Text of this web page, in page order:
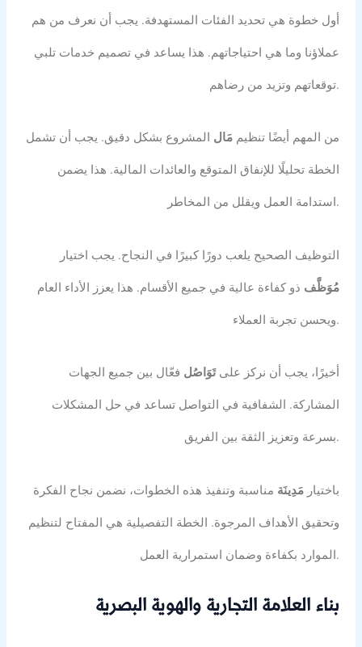
أول خطوة هي تحديد الفئات المستهدفة. يجب أن نعرف من هم
عملاؤنا وما هي احتياجاتهم. هذا يساعد في تصميم خدمات تلبي
توقعاتهم وتزيد من رضاهم.
من المهم أيضًا تنظيم مَال المشروع بشكل دقيق. يجب أن تشمل
الخطة تحليلًا للإنفاق المتوقع والعائدات المالية. هذا يضمن
استدامة العمل ويقلل من المخاطر.
التوظيف الصحيح يلعب دورًا كبيرًا في النجاح. يجب اختيار
مُوَظَّف ذو كفاءة عالية في جميع الأقسام. هذا يعزز الأداء العام
ويحسن تجربة العملاء.
أخيرًا، يجب أن نركز علىتَوَاصُل فعّال بين جميع الجهات
المشاركة. الشفافية في التواصل تساعد في حل المشكلات
بسرعة وتعزيز الثقة بين الفريق.
باختيار مَدِينَة مناسبة وتنفيذ هذه الخطوات، نضمن نجاح الفكرة
وتحقيق الأهداف المرجوة. الخطة التفصيلية هي المفتاح لتنظيم
الموارد بكفاءة وضمان استمرارية العمل.
بناء العلامة التجارية والهوية البصرية